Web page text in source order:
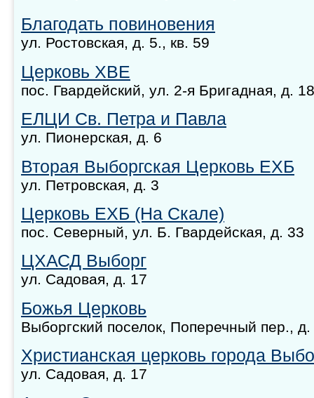
Благодать повиновения
ул. Ростовская, д. 5., кв. 59
Церковь ХВЕ
пос. Гвардейский, ул. 2-я Бригадная, д. 18
ЕЛЦИ Св. Петра и Павла
ул. Пионерская, д. 6
Вторая Выборгская Церковь ЕХБ
ул. Петровская, д. 3
Церковь ЕХБ (На Скале)
пос. Северный, ул. Б. Гвардейская, д. 33
ЦХАСД Выборг
ул. Садовая, д. 17
Божья Церковь
Выборгский поселок, Поперечный пер., д.
Христианская церковь города
ул. Садовая, д. 17